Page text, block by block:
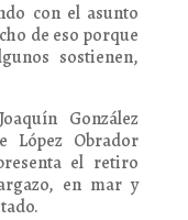
con el asunto
de eso porque
sostienen,
González
López Obrador
el retiro
en mar y